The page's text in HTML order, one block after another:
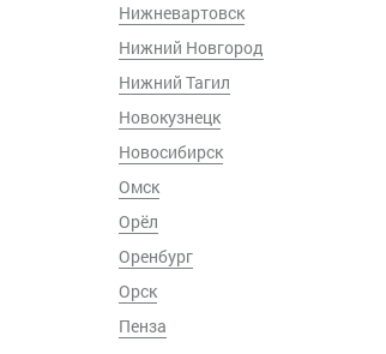
Нижневартовск
Нижний Новгород
Нижний Тагил
Новокузнецк
Новосибирск
Омск
Орёл
Оренбург
Орск
Пенза